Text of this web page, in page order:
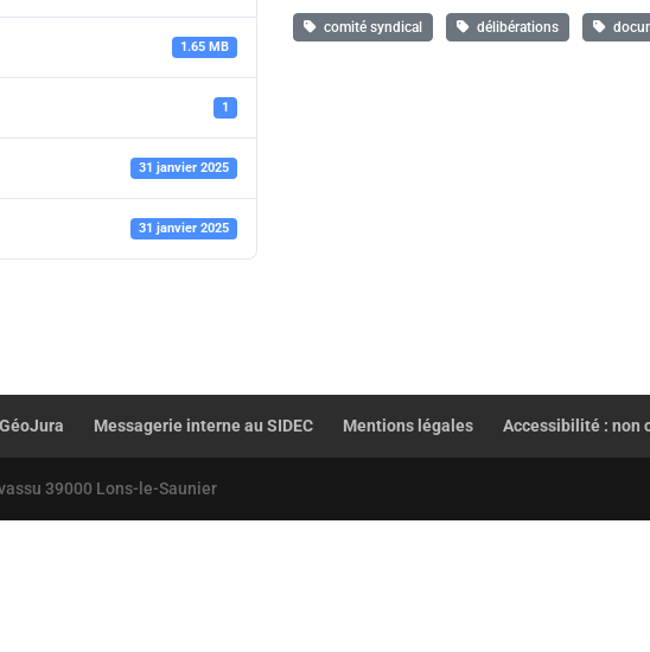
1.65 MB
1
31 janvier 2025
31 janvier 2025
comité syndical délibérations
GéoJura Messagerie interne au SIDEC Mentions légales Accessibilité : non
39000 Lons-le-Saunier